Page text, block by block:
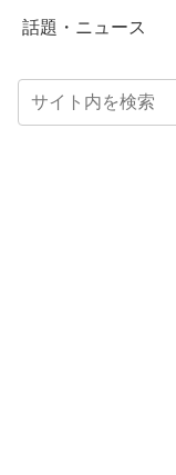
話題・ニュース